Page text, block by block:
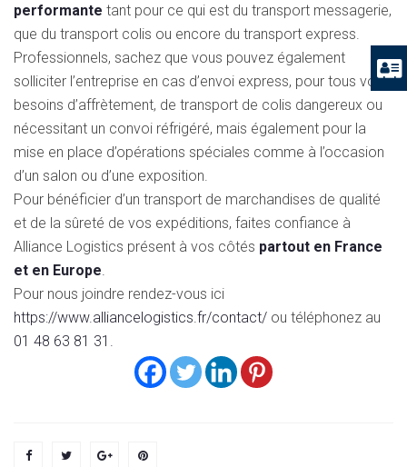
performante tant pour ce qui est du transport messagerie,
que du transport colis ou encore du transport express.
Professionnels, sachez que vous pouvez également
solliciter l’entreprise en cas d’envoi express, pour tous vos
besoins d’affrètement, de transport de colis dangereux ou
nécessitant un convoi réfrigéré, mais également pour la
mise en place d’opérations spéciales comme à l’occasion
d’un salon ou d’une exposition.
Pour bénéficier d’un transport de marchandises de qualité
et de la sûreté de vos expéditions, faites confiance à
Alliance Logistics présent à vos côtés partout en France
et en Europe.
Pour nous joindre rendez-vous ici
https://www.alliancelogistics.fr/contact/ ou téléphonez au
01 48 63 81 31.